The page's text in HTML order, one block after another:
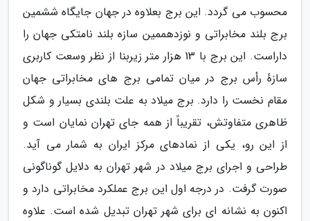
محسوب می گردد. این برج بعلاوه در جهان جایگاه ششمین
برج بلند مخابراتی و نوزدهممین سازه بلند نامتکی جهان را
داراست. این برج با 13 هزار متر زیربنا از نظر وسعت کاربری
سازهٔ رأس برج در میان تمامی برج های مخابراتی جهان
مقام نخست را دارد. برج میلاد به علت بلندی بسیار و شکل
ظاهری متفاوتش، تقریباً از همه جای تهران نمایان است و
از این رو، یکی از نمادهای مرکز ایران به شمار می آید.
طراحی و اجرای برج میلاد در شهر تهران به دلایل گوناگونی
صورت گرفت. در درجه اول این برج عملکرد مخابراتی دارد و
اکنون به نشانه ای برای شهر تهران تبدیل شده است. علاوه